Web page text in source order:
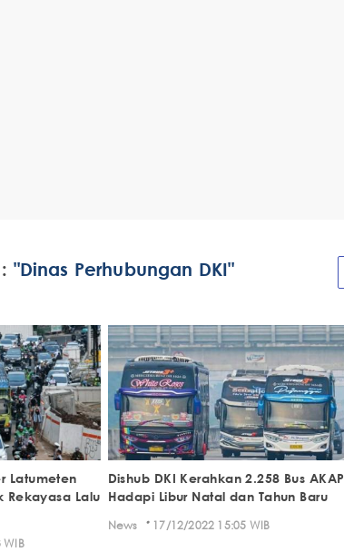
"Dinas Perhubungan DKI"
Latumeten
Rekayasa Lalu
WIB
Dishub DKI Kerahkan 2.258 Bus AKAP
Hadapi Libur Natal dan Tahun Baru
News · 17/12/2022 15:05 WIB